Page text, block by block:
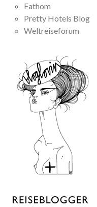
Fathom
Pretty Hotels Blog
Weltreiseforum